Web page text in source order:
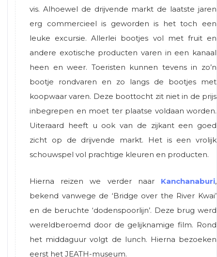
vis. Alhoewel de drijvende markt de laatste jaren
erg commercieel is geworden is het toch een
leuke excursie. Allerlei bootjes vol met fruit en
andere exotische producten varen in een kanaal
heen en weer. Toeristen kunnen tevens in zo’n
bootje rondvaren en zo langs de bootjes met
koopwaar varen. Deze boottocht zit niet in de prijs
inbegrepen en moet ter plaatse voldaan worden.
Uiteraard heeft u ook van de zijkant een goed
zicht op de drijvende markt. Het is een vrolijk
schouwspel vol prachtige kleuren en producten.
Hierna reizen we verder naar Kanchanaburi,
bekend vanwege de ‘Bridge over the River Kwai’
en de beruchte ‘dodenspoorlijn’. Deze brug werd
wereldberoemd door de gelijknamige film. Rond
het middaguur volgt de lunch. Hierna bezoeken
eerst het JEATH-museum.